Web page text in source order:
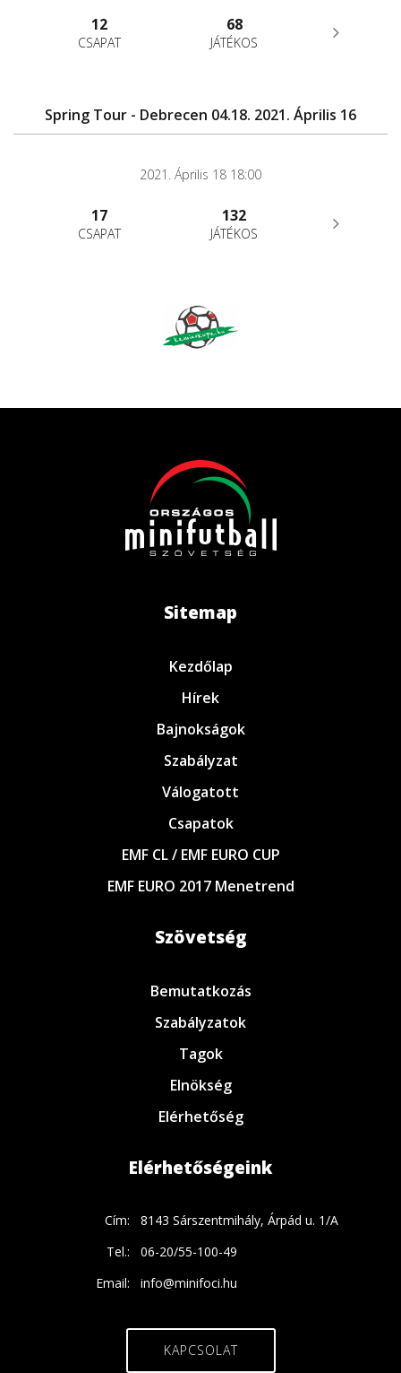
12
CSAPAT
68
JÁTÉKOS
Spring Tour - Debrecen 04.18. 2021. Április 16
2021. Április 18 18:00
17
CSAPAT
132
JÁTÉKOS
Sitemap
Kezdőlap
Hírek
Bajnokságok
Szabályzat
Válogatott
Csapatok
EMF CL / EMF EURO CUP
EMF EURO 2017 Menetrend
Szövetség
Bemutatkozás
Szabályzatok
Tagok
Elnökség
Elérhetőség
Elérhetőségeink
Cím:
8143 Sárszentmihály, Árpád u. 1/A
Tel.:
06-20/55-100-49
Email:
info@minifoci.hu
KAPCSOLAT